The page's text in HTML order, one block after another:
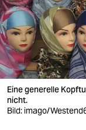
wahrheit
verlag
verlag
veranstaltungen
shop
Eine generelle
nicht.
Bild: imago/